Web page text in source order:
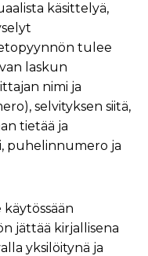
käsittelyä,
tulee
laskun
nimi ja
selvityksen siitä,
tietää ja
puhelinnumero ja
jättää kirjallisena
yksilöitynä ja